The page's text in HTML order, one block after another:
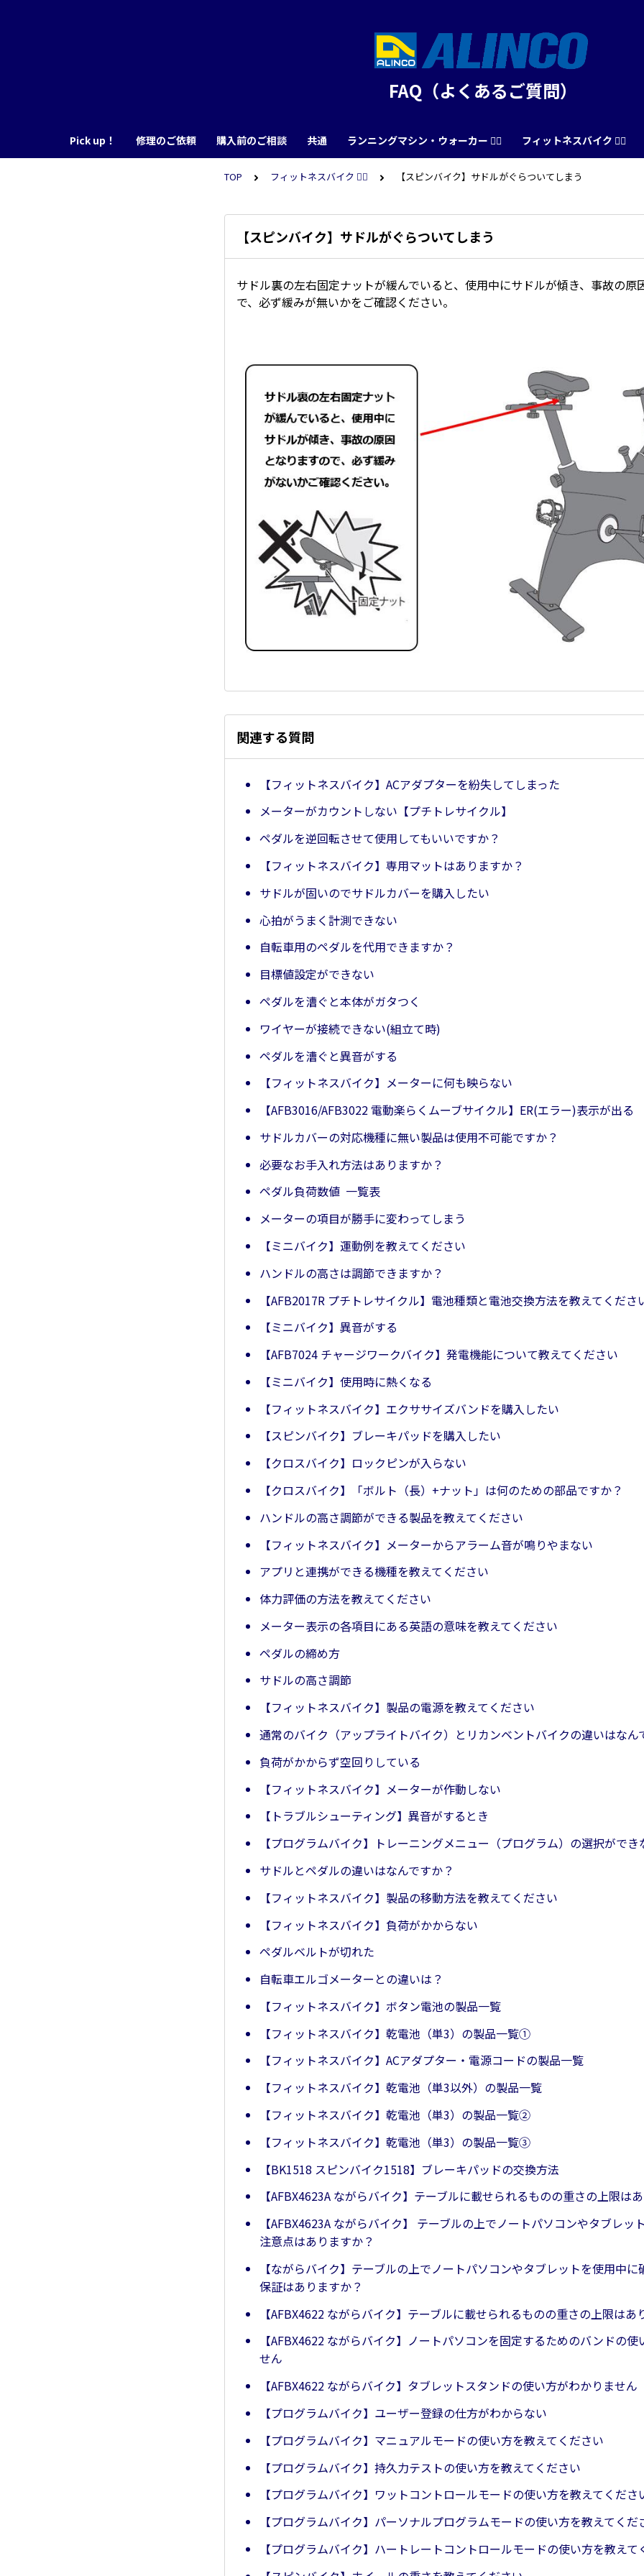
FAQ（よくあるご質問）
Pick up！ 修理のご依頼 購入前のご相談 共通 ランニングマシン・ウォーカー 🏃‍♀️ フィットネスバイク 🚴‍♂️
TOP フィットネスバイク 🚴‍♂️ 【スピンバイク】サドルがぐらついてしまう
【スピンバイク】サドルがぐらついてしまう
サドル裏の左右固定ナットが緩んでいると、使用中にサドルが傾き、事故の原
で、必ず緩みが無いかをご確認ください。
関連する質問
【フィットネスバイク】ACアダプターを紛失してしまった
メーターがカウントしない【プチトレサイクル】
ペダルを逆回転させて使用してもいいですか？
【フィットネスバイク】専用マットはありますか？
サドルが固いのでサドルカバーを購入したい
心拍がうまく計測できない
自転車用のペダルを代用できますか？
目標値設定ができない
ペダルを漕ぐと本体がガタつく
ワイヤーが接続できない(組立て時)
ペダルを漕ぐと異音がする
【フィットネスバイク】メーターに何も映らない
【AFB3016/AFB3022 電動楽らくムーブサイクル】ER(エラー)表示が出る
サドルカバーの対応機種に無い製品は使用不可能ですか？
必要なお手入れ方法はありますか？
ペダル負荷数値 一覧表
メーターの項目が勝手に変わってしまう
【ミニバイク】運動例を教えてください
ハンドルの高さは調節できますか？
【AFB2017R プチトレサイクル】電池種類と電池交換方法を教えてくださ
【ミニバイク】異音がする
【AFB7024 チャージワークバイク】発電機能について教えてください
【ミニバイク】使用時に熱くなる
【フィットネスバイク】エクササイズバンドを購入したい
【スピンバイク】ブレーキパッドを購入したい
【クロスバイク】ロックピンが入らない
【クロスバイク】「ボルト（長）+ナット」は何のための部品ですか？
ハンドルの高さ調節ができる製品を教えてください
【フィットネスバイク】メーターからアラーム音が鳴りやまない
アプリと連携ができる機種を教えてください
体力評価の方法を教えてください
メーター表示の各項目にある英語の意味を教えてください
ペダルの締め方
サドルの高さ調節
【フィットネスバイク】製品の電源を教えてください
通常のバイク（アップライトバイク）とリカンベントバイクの違いはなん
負荷がかからず空回りしている
【フィットネスバイク】メーターが作動しない
【トラブルシューティング】異音がするとき
【プログラムバイク】トレーニングメニュー（プログラム）の選択ができ
サドルとペダルの違いはなんですか？
【フィットネスバイク】製品の移動方法を教えてください
【フィットネスバイク】負荷がかからない
ペダルベルトが切れた
自転車エルゴメーターとの違いは？
【フィットネスバイク】ボタン電池の製品一覧
【フィットネスバイク】乾電池（単3）の製品一覧①
【フィットネスバイク】ACアダプター・電源コードの製品一覧
【フィットネスバイク】乾電池（単3以外）の製品一覧
【フィットネスバイク】乾電池（単3）の製品一覧②
【フィットネスバイク】乾電池（単3）の製品一覧③
【BK1518 スピンバイク1518】ブレーキパッドの交換方法
【AFBX4623A ながらバイク】テーブルに載せられるものの重さの上限は
【AFBX4623A ながらバイク】 テーブルの上でノートパソコンやタブレッ
注意点はありますか？
【ながらバイク】テーブルの上でノートパソコンやタブレットを使用中
保証はありますか？
【AFBX4622 ながらバイク】テーブルに載せられるものの重さの上限はあ
【AFBX4622 ながらバイク】ノートパソコンを固定するためのバンドの
せん
【AFBX4622 ながらバイク】タブレットスタンドの使い方がわかりません
【プログラムバイク】ユーザー登録の仕方がわからない
【プログラムバイク】マニュアルモードの使い方を教えてください
【プログラムバイク】持久力テストの使い方を教えてください
【プログラムバイク】ワットコントロールモードの使い方を教えてくださ
【プログラムバイク】パーソナルプログラムモードの使い方を教えてくだ
【プログラムバイク】ハートレートコントロールモードの使い方を教えて